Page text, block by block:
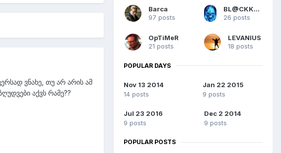
ვნახე, თუ არ არის ამ
აქვს რამე??
Barca
97 posts
BL@CKKN1GHT
26 posts
OpTiMeR
21 posts
LEVANIUS
18 posts
POPULAR DAYS
Nov 13 2014
14 posts
Jan 22 2015
9 posts
Jul 23 2016
9 posts
Dec 2 2014
9 posts
POPULAR POSTS